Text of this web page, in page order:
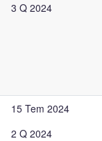
3 Q 2024
15 Tem 2024
2 Q 2024